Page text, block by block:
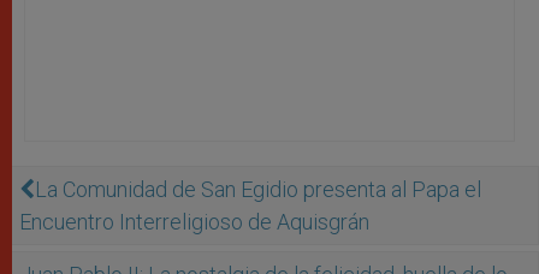
La Comunidad de San Egidio presenta al Papa el
Encuentro Interreligioso de Aquisgrán